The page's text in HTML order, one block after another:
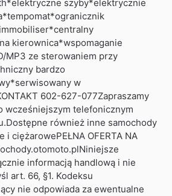
szyby*elektrycznie
kierownica*wspomaganie
MP3 ze sterowaniem przy
bardzo
w
602-627-077Zapraszamy
wcześniejszym telefonicznym
również inne samochody
i ciężarowePEŁNA OFERTA NA
informacją handlową i nie
art. 66, §1. Kodeksu
nie odpowiada za ewentualne